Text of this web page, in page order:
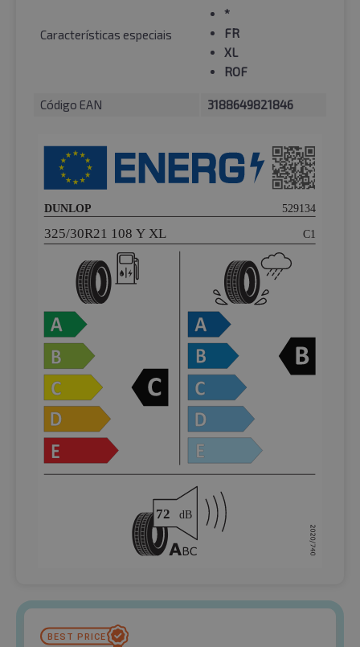
Características especiais
*
FR
XL
ROF
Código EAN 3188649821846